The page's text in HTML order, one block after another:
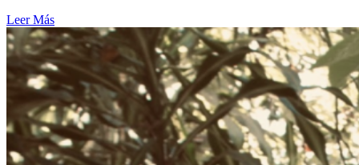
Leer Más